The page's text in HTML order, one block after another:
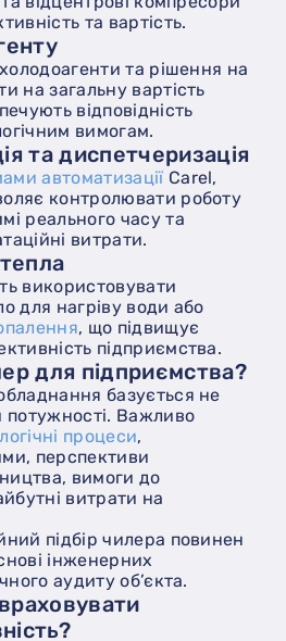
та вартість.
холодоагенти та рішення на
на загальну вартість
відповідність
вимогам.
та диспетчеризація
автоматизації Carel,
контролювати роботу
реального часу та
витрати.
використовувати
для нагріву води або
, що підвищує
підприємства.
для підприємства?
базується не
потужності. Важливо
процеси,
перспективи
вимоги до
витрати на
підбір чилера повинен
інженерних
аудиту об’єкта.